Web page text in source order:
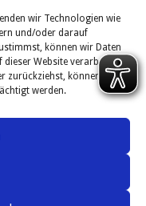
wir Technologien wie
und/oder darauf
können wir Daten
Website verarbeiten.
zurückziehst, können
werden.